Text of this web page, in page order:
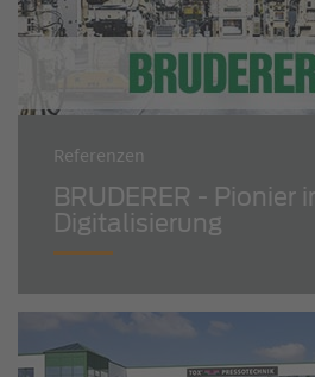
Referenzen
BRUDERER - Pionier
Digitalisierung